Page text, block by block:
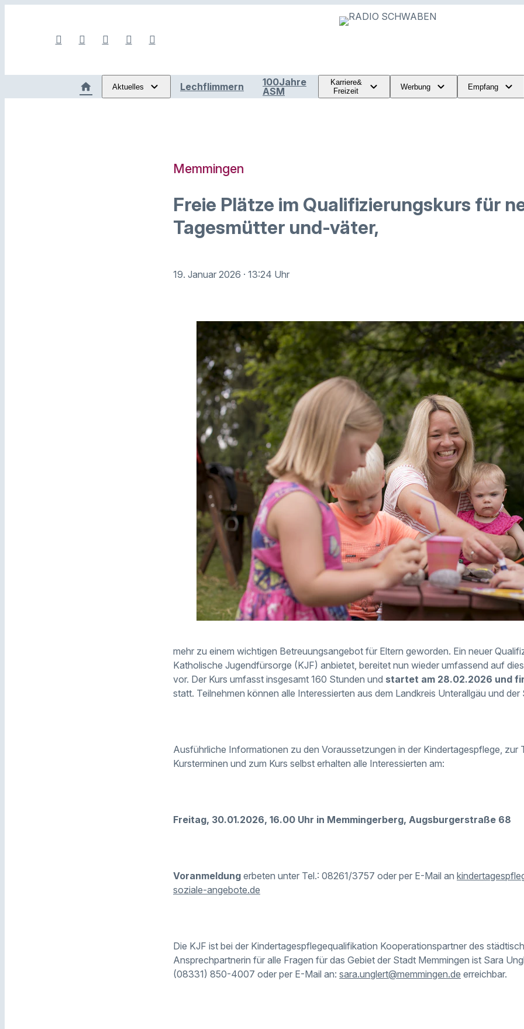
Aktuelles Lechflimmern
100Jahre
ASM
Karriere&
Freizeit
Werbung Empfang
Memmingen
Freie Plätze im Qualifizierungskurs für
Tagesmütter und-väter,
19. Januar 2026 · 13:24 Uhr
mehr zu einem wichtigen Betreuungsangebot für Eltern geworden. Ein neuer
Katholische Jugendfürsorge (KJF) anbietet, bereitet nun wieder umfassend auf
vor. Der Kurs umfasst insgesamt 160 Stunden und startet am 28.02.2026 und
statt. Teilnehmen können alle Interessierten aus dem Landkreis Unterallgäu und der
Ausführliche Informationen zu den Voraussetzungen in der Kindertagespflege, zur
Kursterminen und zum Kurs selbst erhalten alle Interessierten am:
Freitag, 30.01.2026, 16.00 Uhr in Memmingerberg, Augsburgerstraße 68
Voranmeldung erbeten unter Tel.: 08261/3757 oder per E-Mail an
soziale-angebote.de
Die KJF ist bei der Kindertagespflegequalifikation Kooperationspartner des
Ansprechpartnerin für alle Fragen für das Gebiet der Stadt Memmingen ist Sara
(08331) 850-4007 oder per E-Mail an: sara.unglert@memmingen.de erreichbar.